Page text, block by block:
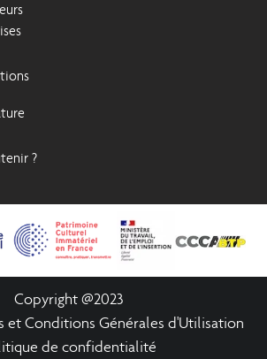
?
Copyright @2023
et Conditions Générales d'Utilisation
de confidentialité